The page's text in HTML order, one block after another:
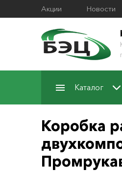
Акции Новости
Каталог
Коробка